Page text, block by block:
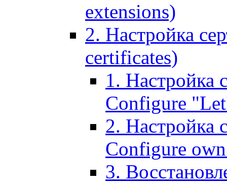
extensions)
2. Настройка
certificates)
1. Настройка
Configure
2. Настройка
Configure
3.